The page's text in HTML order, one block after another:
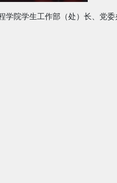
学院学生工作部（处）长、党委